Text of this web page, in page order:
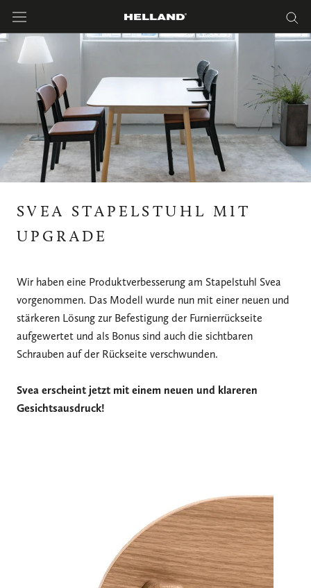
zum
Inhalt
SVEA STAPELSTUHL MIT
UPGRADE
Wir haben eine Produktverbesserung am Stapelstuhl Svea
vorgenommen. Das Modell wurde nun mit einer neuen und
stärkeren Lösung zur Befestigung der Furnierrückseite
aufgewertet und als Bonus sind auch die sichtbaren
Schrauben auf der Rückseite verschwunden.
Svea erscheint jetzt mit einem neuen und klareren
Gesichtsausdruck!